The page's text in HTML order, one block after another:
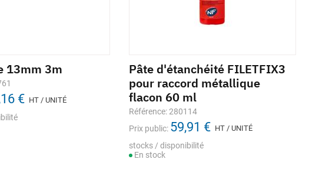
13mm 3m
€ HT / UNITÉ
Pâte d'étanchéité FILETFIX3
pour raccord métallique
flacon 60 ml
Référence: 280114
Prix public: 59,91 € HT / UNITÉ
stocks / disponibilité
En stock